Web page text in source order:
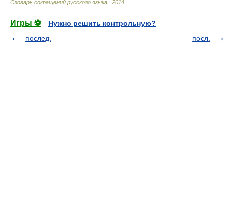
Словарь сокращений русского языка 2014
Игры ⚽
Нужно решить контрольную?
послед.
посл.